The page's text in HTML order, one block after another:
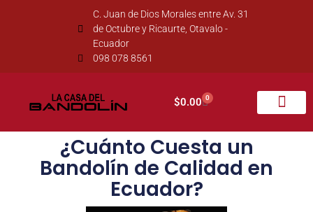
C. Juan de Dios Morales entre Av. 31
de Octubre y Ricaurte, Otavalo -
Ecuador
098 078 8561
$0.00 0
¿Cuánto Cuesta un
Bandolín de Calidad en
Ecuador?